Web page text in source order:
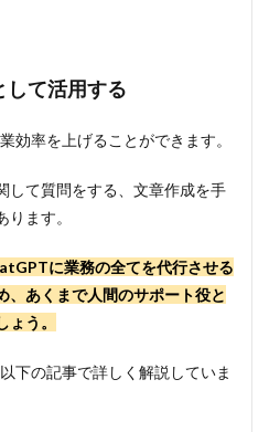
て活用する
効率を上げることができます。
して質問をする、文章作成を手
ます。
に業務の全てを代行させる
、あくまで人間のサポート役と
う。
下の記事で詳しく解説していま